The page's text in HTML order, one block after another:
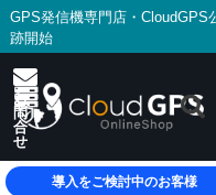
GPS発信機専門店・CloudGPS
跡開始
導入をご検討中のお客様